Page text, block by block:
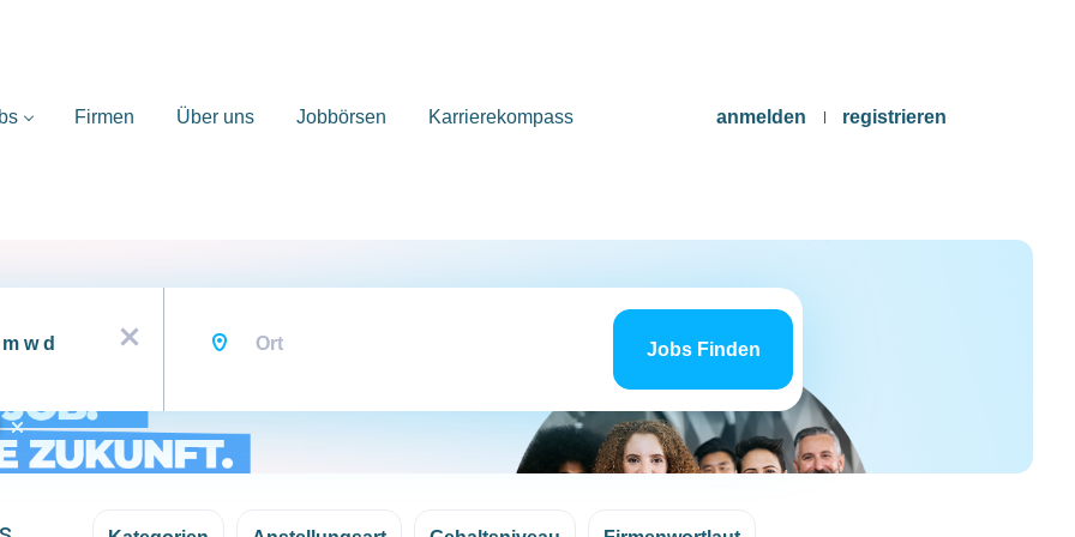
anmelden registrieren
Firmen Über uns Jobbörsen Karrierekompass
x
Jobs
findenJobs Finden